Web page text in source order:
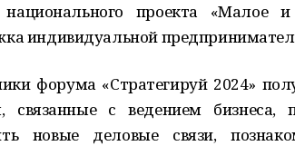
проекта «Малое
индивидуальной
форума «Стратегируй 2024»
связанные с ведением
новые деловые связи,